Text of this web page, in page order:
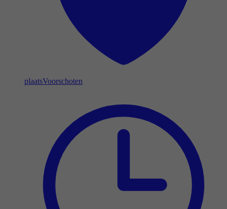
plaatsVoorschoten